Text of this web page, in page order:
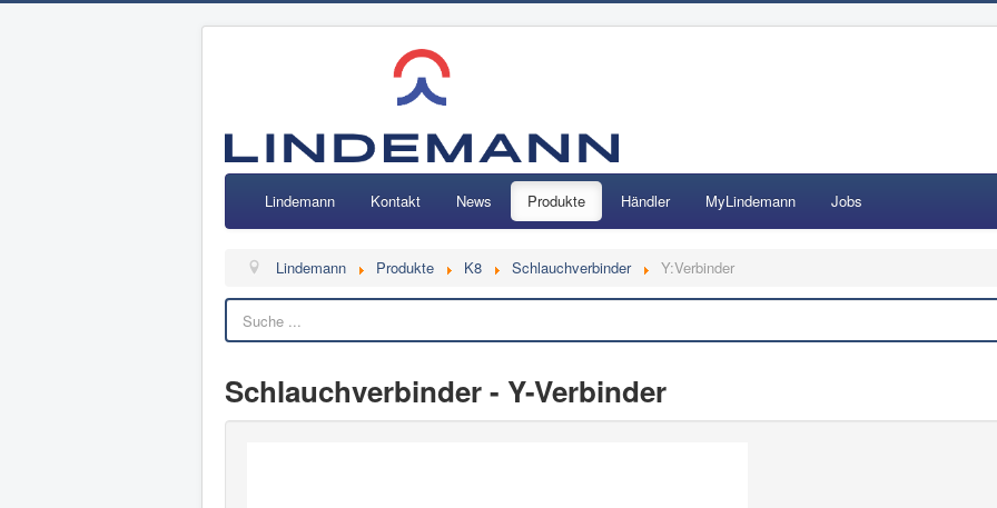
Lindemann Kontakt News Produkte Händler MyLindemann Jobs
Lindemann Produkte K8 Schlauchverbinder
Y:Verbinder
Schlauchverbinder - Y-Verbinder